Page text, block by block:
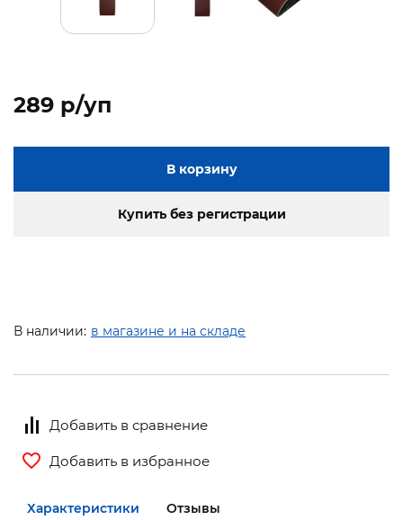
289 p/уп
В корзину
Купить без регистрации
В наличии: в магазине и на складе
Добавить в сравнение
Добавить в избранное
Характеристики Отзывы